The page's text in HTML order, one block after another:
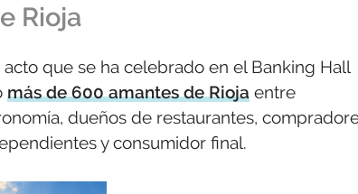
Rioja
que se ha celebrado en el Banking Hall
más de 600 amantes de Rioja entre
dueños de restaurantes,
y consumidor final.